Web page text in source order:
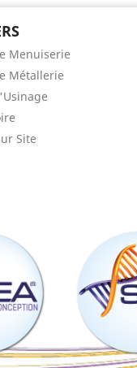
Menuiserie
Métallerie
Site